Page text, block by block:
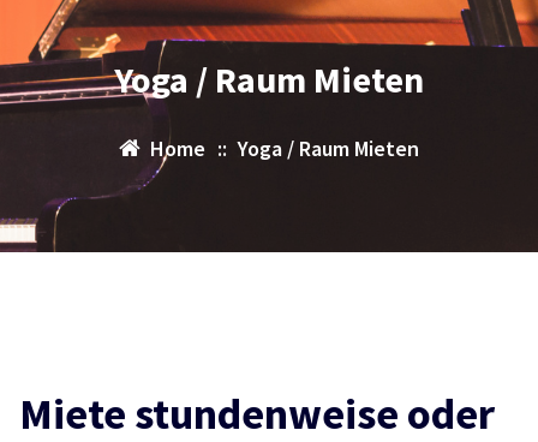
Yoga / Raum Mieten
Home :: Yoga / Raum Mieten
Miete stundenweise oder